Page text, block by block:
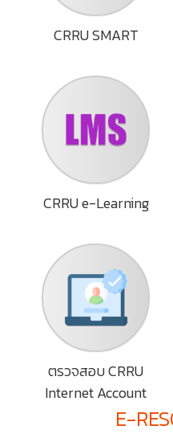
CRRU SMART
CRRU e-Learning
ตรวจสอบ CRRU
Internet Account
E-